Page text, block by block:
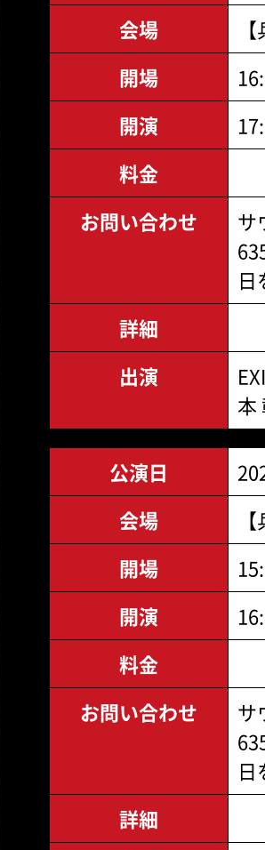
会場
開場
開演
料金
お問い合わせ
サ
詳細
出演
本
公演日
会場
開場
開演
料金
お問い合わせ
サ
詳細